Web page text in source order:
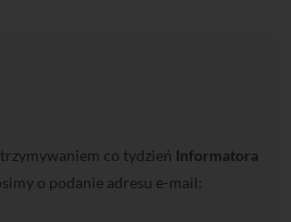
co tydzień Informatora
o podanie adresu e-mail: